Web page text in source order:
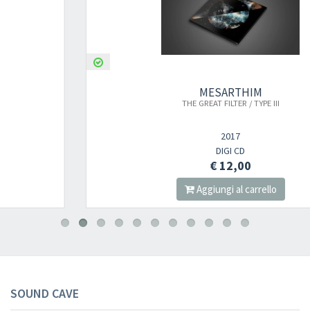
THE GREAT FILTER / TYPE III
Aggiungi al carrello
SOUND CAVE